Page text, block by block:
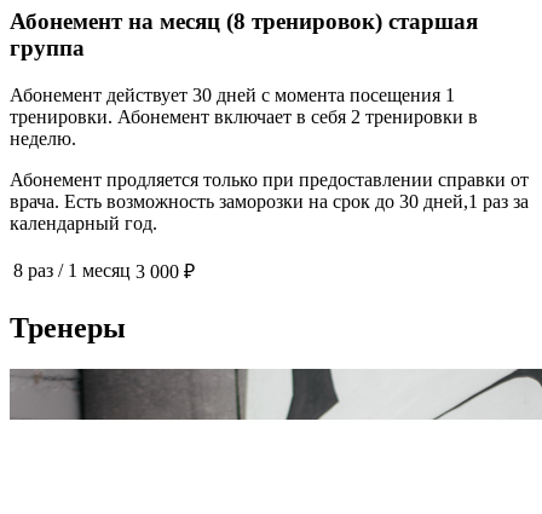
Абонемент на месяц (8 тренировок) старшая
группа
Абонемент действует 30 дней с момента посещения 1
тренировки. Абонемент включает в себя 2 тренировки в
неделю.
Абонемент продляется только при предоставлении справки от
врача. Есть возможность заморозки на срок до 30 дней,1 раз за
календарный год.
8 раз / 1 месяц 3 000 ₽
Тренеры